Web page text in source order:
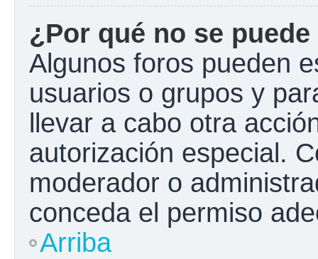
¿Por qué no se
Algunos foros pueden
usuarios o grupos y
llevar a cabo otra
autorización especial.
moderador o
conceda el permiso
Arriba